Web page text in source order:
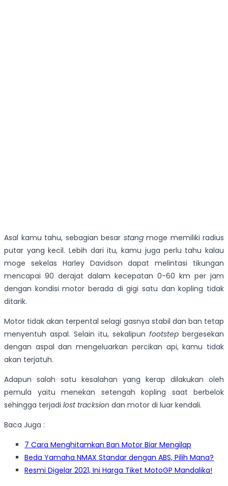
Asal kamu tahu, sebagian besar stangmoge memiliki radius
putar yang kecil. Lebih dari itu, kamu juga perlu tahu kalau
moge sekelas Harley Davidson dapat melintasi tikungan
mencapai 90 derajat dalam kecepatan 0-60 km per jam
dengan kondisi motor berada di gigi satu dan kopling tidak
ditarik.
Motor tidak akan terpental selagi gasnya stabil dan ban tetap
menyentuh aspal. Selain itu, sekalipun footstep bergesekan
dengan aspal dan mengeluarkan percikan api, kamu tidak
akan terjatuh.
Adapun salah satu kesalahan yang kerap dilakukan oleh
pemula yaitu menekan setengah kopling saat berbelok
sehingga terjadi lost tracksion dan motor di luar kendali.
Baca Juga :
7 Cara Menghitamkan Ban Motor Biar Mengilap
Beda Yamaha NMAX Standar dengan ABS, Pilih Mana?
Resmi Digelar 2021, Ini Harga Tiket MotoGP Mandalika!